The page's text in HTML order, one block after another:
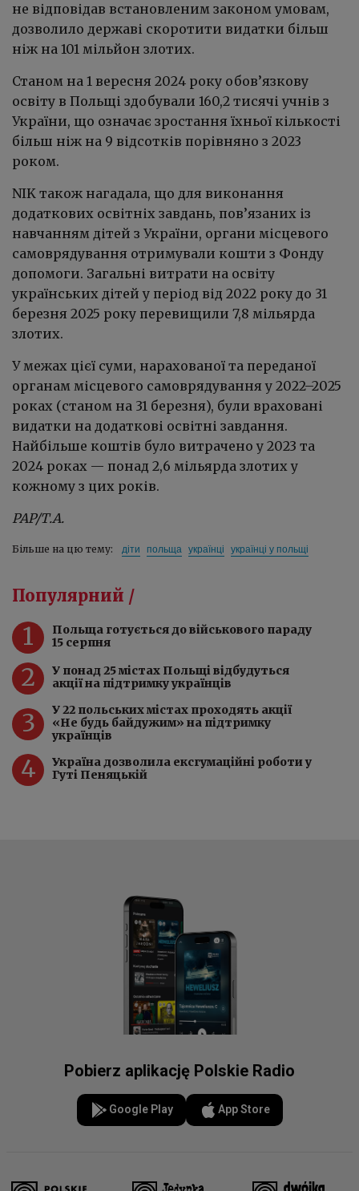
не відповідав встановленим законом умовам,
дозволило державі скоротити видатки більш
ніж на 101 мільйон злотих.
Станом на 1 вересня 2024 року обов’язкову
освіту в Польщі здобували 160,2 тисячі учнів з
України, що означає зростання їхньої кількості
більш ніж на 9 відсотків порівняно з 2023
роком.
NIK також нагадала, що для виконання
додаткових освітніх завдань, пов’язаних із
навчанням дітей з України, органи місцевого
самоврядування отримували кошти з Фонду
допомоги. Загальні витрати на освіту
українських дітей у період від 2022 року до 31
березня 2025 року перевищили 7,8 мільярда
злотих.
У межах цієї суми, нарахованої та переданої
органам місцевого самоврядування у 2022–2025
роках (станом на 31 березня), були враховані
видатки на додаткові освітні завдання.
Найбільше коштів було витрачено у 2023 та
2024 роках — понад 2,6 мільярда злотих у
кожному з цих років.
PAP/Т.А.
Більше на цю тему: діти польща українці українці у польщі
Популярний /
1
Польща готується до військового параду
15 серпня
2
У понад 25 містах Польщі відбудуться
акції на підтримку українців
3
У 22 польських містах проходять акції
«Не будь байдужим» на підтримку
українців
4
Україна дозволила ексгумаційні роботи у
Гуті Пеняцькій
Pobierz aplikację Polskie Radio
Google Play App Store